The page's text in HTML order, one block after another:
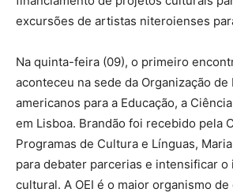
excursões de artistas niteroienses
Na quinta-feira (09), o primeiro
aconteceu na sede da Organização
americanos para a Educação, a
em Lisboa. Brandão foi recebido pela
Programas de Cultura e Línguas,
para debater parcerias e intensificar o
cultural. A OEI é o maior organismo de